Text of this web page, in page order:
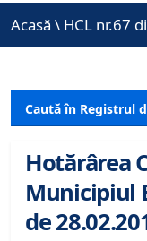
Acasă \ HCL nr.67
Caută în Registrul
Hotărârea
Municipiul
de